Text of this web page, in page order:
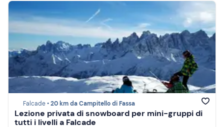
Falcade •20 km da Campitello di Fassa
Lezione privata di snowboard per mini-gruppi di
tutti i livelli a Falcade